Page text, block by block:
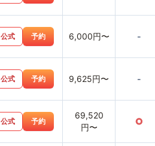
公式 予約 6,000円〜 -
公式 予約 9,625円〜 -
公式 予約
69,520
円〜
○